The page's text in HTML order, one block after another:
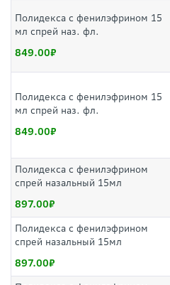
Полидекса с фенилэфрином 15
мл спрей наз. фл.
849.00
Полидекса с фенилэфрином 15
мл спрей наз. фл.
849.00
Полидекса с фенилэфрином
спрей назальный 15мл
897.00
Полидекса с фенилэфрином
спрей назальный 15мл
897.00